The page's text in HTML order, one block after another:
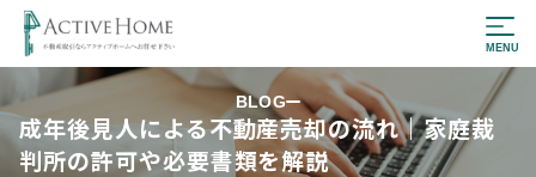
BLOG
成年後見人による不動産売却の流れ｜家庭裁
判所の許可や必要書類を解説